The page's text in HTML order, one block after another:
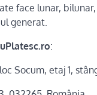
face lunar,
generat.
:
Socum, etaj 1,